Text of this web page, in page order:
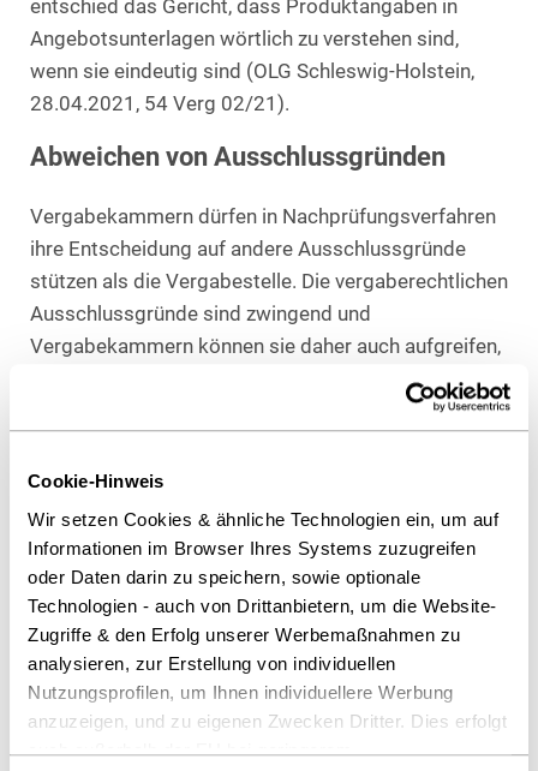
Cookie-Hinweis
Wir setzen Cookies & ähnliche Technologien ein, um auf
Informationen im Browser Ihres Systems zuzugreifen
oder Daten darin zu speichern, sowie optionale
Technologien - auch von Drittanbietern, um die Website-
Zugriffe & den Erfolg unserer Werbemaßnahmen zu
analysieren, zur Erstellung von individuellen
Nutzungsprofilen, um Ihnen individuellere Werbung
anzuzeigen, und zu eigenen Zwecken Dritter. Dies erfolgt
auch außerhalb der EU bei geringerem
entschied das Gericht, dass Produktangaben in
Angebotsunterlagen wörtlich zu verstehen sind,
wenn sie eindeutig sind (OLG Schleswig-Holstein,
28.04.2021, 54 Verg 02/21).
Abweichen von Ausschlussgründen
Vergabekammern dürfen in Nachprüfungsverfahren
ihre Entscheidung auf andere Ausschlussgründe
stützen als die Vergabestelle. Die vergaberechtlichen
Ausschlussgründe sind zwingend und
Vergabekammern können sie daher auch aufgreifen,
wenn die Vergabestelle sich nicht auf sie beruft.
Vergabekammern müssen Ausschlussgründe
Parteianträge aufdrängen.
Produktangaben wörtlich zu verstehen
Die Angaben in Angeboten von Bietern sind
grundsätzlich unter Berücksichtigung begleitender
Umstände nach dem objektiven Emfpängerhorizont
auszulegen und etwaige Unklarheiten sind
gegebenenfalls aufzuklären. Wenn Produktangaben
aber nach ihrem Wortlaut eindeutig sind und im